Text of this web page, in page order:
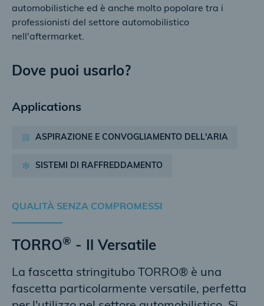
automobilistiche ed è anche molto popolare tra i
professionisti del settore automobilistico
nell'aftermarket.
Dove puoi usarlo?
Applications
ASPIRAZIONE E CONVOGLIAMENTO DELL'ARIA
SISTEMI DI RAFFREDDAMENTO
QUALITÀ SENZA COMPROMESSI
TORRO® - Il Versatile
La fascetta stringitubo TORRO® è una
fascetta particolarmente versatile, perfetta